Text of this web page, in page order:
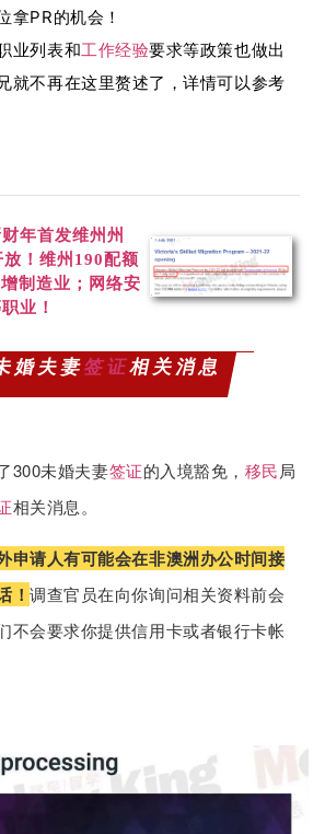
拿PR的机会！
业列表和工作经验要求等政策也做出
就不再在这里赘述了，详情可以参考
年首发维州州
！维州190配额
制造业；网络安
业！
婚夫妻签证相关消息
300未婚夫妻签证的入境豁免， 移民局
相关消息。
申请人有可能会在非澳洲办公时间接
！调查官员在向你询问相关资料前会
不会要求你提供信用卡或者银行卡帐